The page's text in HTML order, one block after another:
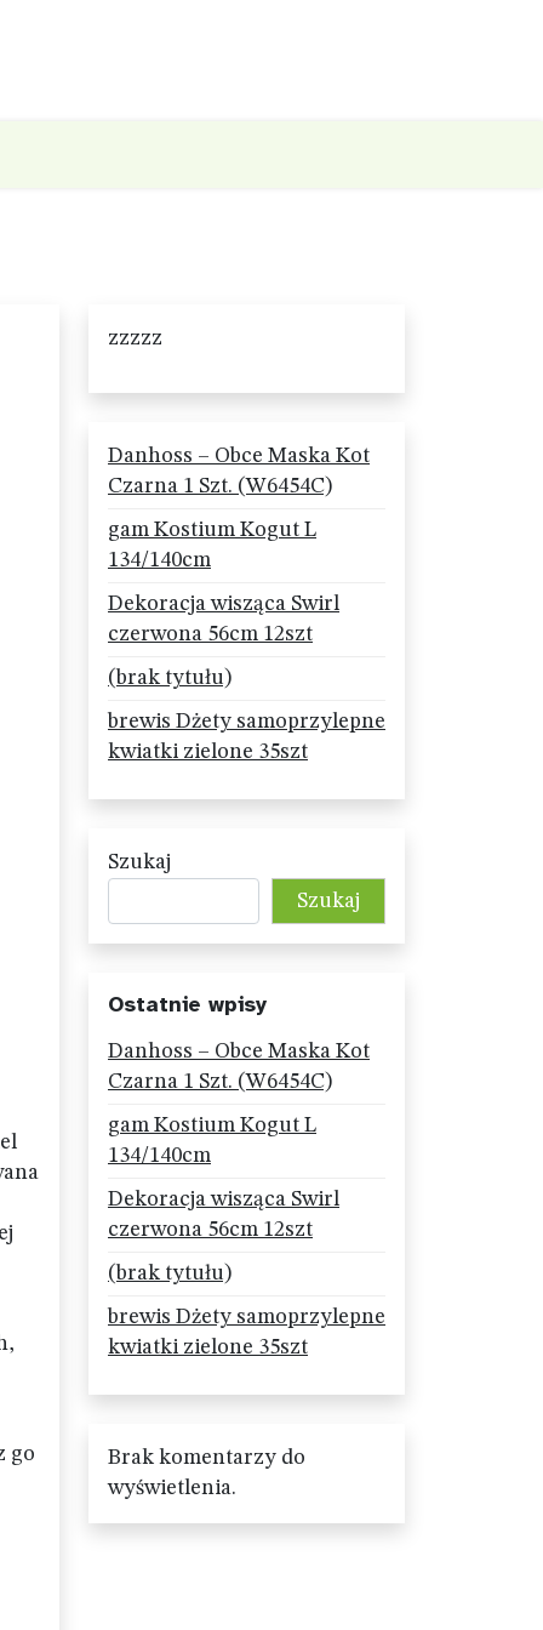
go
zzzzz
Danhoss – Obce Maska Kot
Czarna 1 Szt. (W6454C)
gam Kostium Kogut L
134/140cm
Dekoracja wisząca Swirl
czerwona 56cm 12szt
(brak tytułu)
brewis Dżety samoprzylepne
kwiatki zielone 35szt
Szukaj
Szukaj
Ostatnie wpisy
Danhoss – Obce Maska Kot
Czarna 1 Szt. (W6454C)
gam Kostium Kogut L
134/140cm
Dekoracja wisząca Swirl
czerwona 56cm 12szt
(brak tytułu)
brewis Dżety samoprzylepne
kwiatki zielone 35szt
Brak komentarzy do
wyświetlenia.